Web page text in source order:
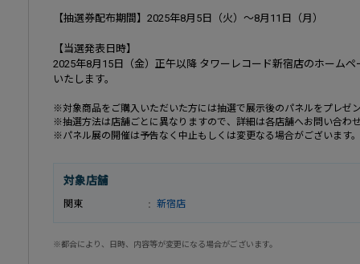
【抽選券配布期間】2025年8月5日（火）～8月 11 日（月）
【当選発表日時】
2025年8月15日（金）正午以降 タワーレコード新宿店のホーム
いたします。
※対象商品をご購入いただいた方には抽選で展示後のパネルをプレゼ
※抽選方法は店舗ごとに異なりますので、詳細は各店舗へお問い合わ
※パネル展の開催は予告なく中止もしくは変更なる場合がございます
対象店舗
関東 新宿店
※都合により、日時、内容等が変更になる場合がございます。